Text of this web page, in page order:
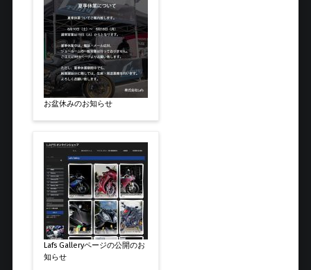
お盆休みのお知らせ
Lafs Galleryページの公開のお
知らせ